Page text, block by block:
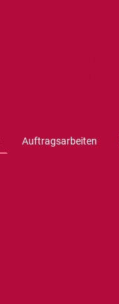
Auftragsarbeiten